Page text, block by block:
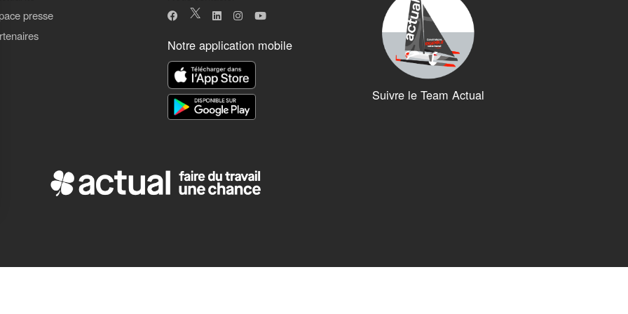
confidentialité, en garantissant la conformité avec les réglementations. Personnalisez vos préférences pour contrôler la manière dont
presse
Notre application mobile
Suivre le Team Actual